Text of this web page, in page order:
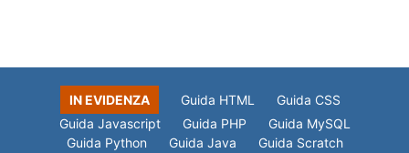
IN EVIDENZA Guida HTML
Guida CSS
Guida Javascript
Guida PHP
Guida MySQL
Guida Python
Guida Java
Guida Scratch